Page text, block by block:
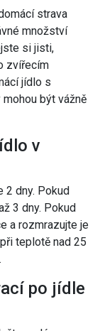
strava
množství
si jisti,
zvířecím
jídlo s
být vážně
v
2 dny. Pokud
3 dny. Pokud
a rozmrazujte je
teplotě nad 25
po jídle